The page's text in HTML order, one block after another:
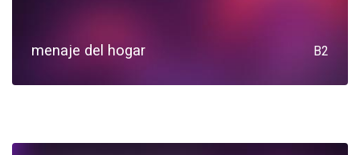
menaje del hogar B2